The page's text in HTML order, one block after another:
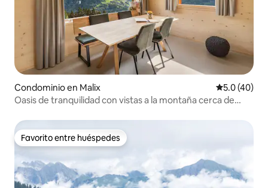
Condominio en Malix Calificación
5.0 (40)
Oasis de tranquilidad con vistas a la montaña cerca de
Favorito entre huéspedes
Favorito entre huéspedes